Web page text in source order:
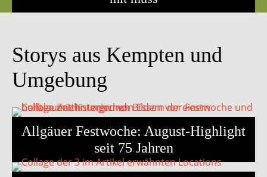
Storys aus Kempten und
Umgebung
Allgäuer Festwoche: August-Highlight
seit 75 Jahren